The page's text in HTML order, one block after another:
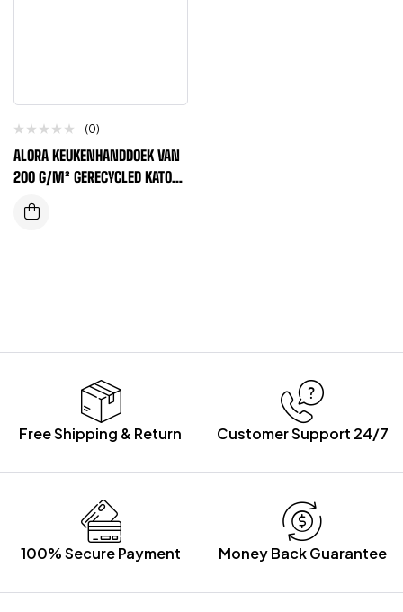
(0)
ALORA KEUKENHANDDOEK VAN
200 G/M² GERECYCLED KATOEN
Free Shipping & Return Customer Support 24/7
100% Secure Payment Money Back Guarantee